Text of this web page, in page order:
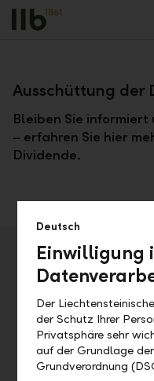
Alerts.Headline
Zurück
Ausschüttung der
Bleiben Sie
– erfahren Sie hier
Dividende.
Adresse
Datum
Mi, 16.05.2018
Deutsch
Einwilligung
Der
der Schutz Ihrer
Privatsphäre sehr
auf der Grundlage
Grundverordnung